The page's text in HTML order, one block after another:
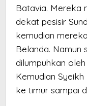
Batavia. Mereka
dekat pesisir
kemudian
Belanda. Namun
dilumpuhkan
Kemudian
ke timur sampai